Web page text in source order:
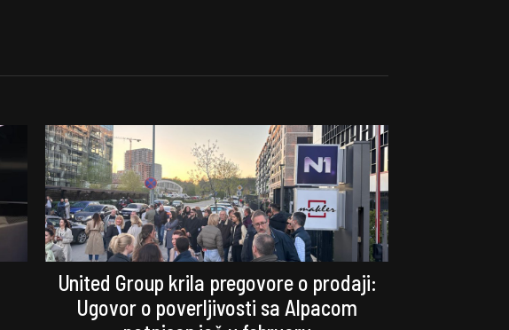
United Group krila pregovore o prodaji:
Ugovor o poverljivosti sa Alpacom